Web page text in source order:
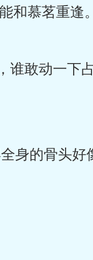
和慕茗重逢。
谁敢动一下
身的骨头好